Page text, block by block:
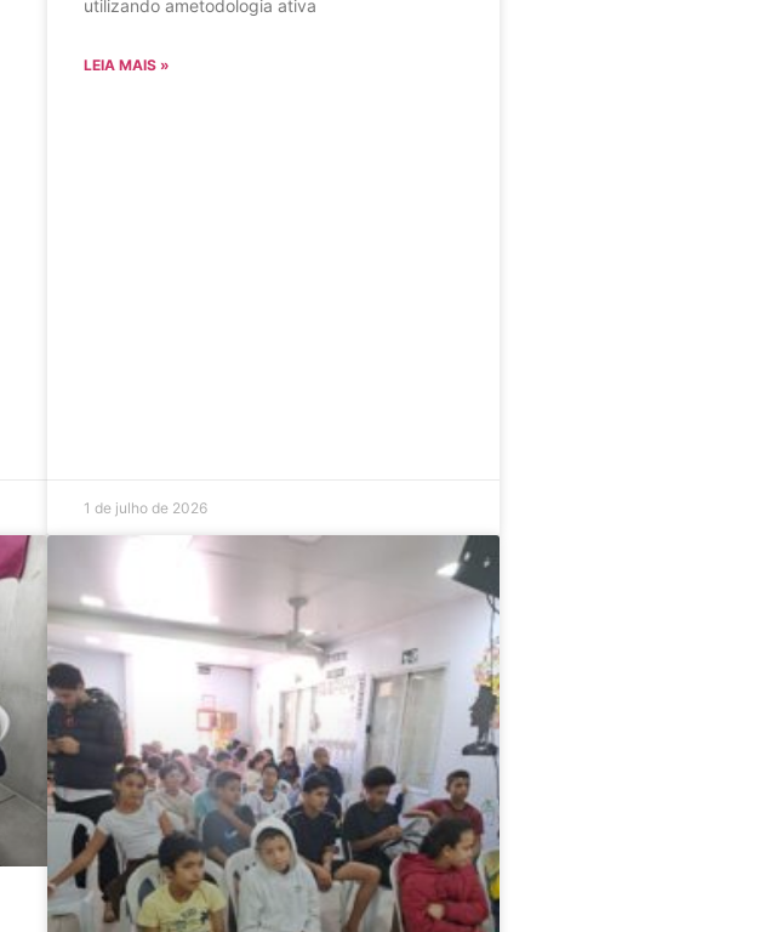
utilizando ametodologia ativa
LEIA MAIS »
1 de julho de 2026